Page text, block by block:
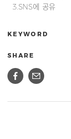
3.SNS에 공유
KEYWORD
SHARE